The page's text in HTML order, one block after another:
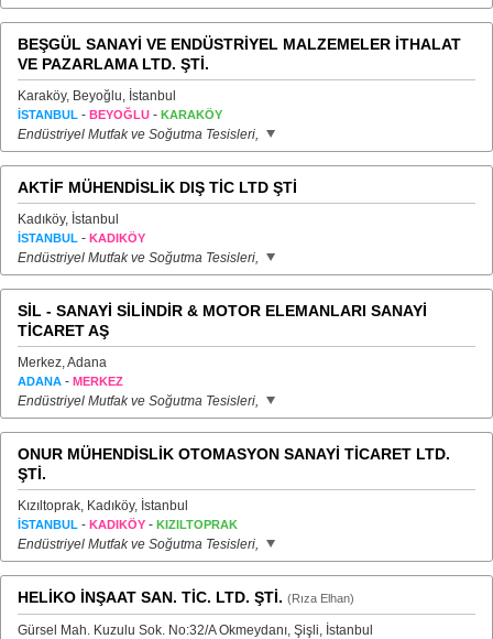
BEŞGÜL SANAYİ VE ENDÜSTRİYEL MALZEMELER İTHALAT
VE PAZARLAMA LTD. ŞTİ.
Karaköy, Beyoğlu, İstanbul
İSTANBUL - BEYOĞLU - KARAKÖY
Endüstriyel Mutfak ve Soğutma Tesisleri,
AKTİF MÜHENDİSLİK DIŞ TİC LTD ŞTİ
Kadıköy, İstanbul
İSTANBUL - KADIKÖY
Endüstriyel Mutfak ve Soğutma Tesisleri,
SİL - SANAYİ SİLİNDİR & MOTOR ELEMANLARI SANAYİ
TİCARET AŞ
Merkez, Adana
ADANA - MERKEZ
Endüstriyel Mutfak ve Soğutma Tesisleri,
ONUR MÜHENDİSLİK OTOMASYON SANAYİ TİCARET LTD.
ŞTİ.
Kızıltoprak, Kadıköy, İstanbul
İSTANBUL - KADIKÖY - KIZILTOPRAK
Endüstriyel Mutfak ve Soğutma Tesisleri,
HELİKO İNŞAAT SAN. TİC. LTD. ŞTİ. (Rıza Elhan)
Gürsel Mah. Kuzulu Sok. No:32/A Okmeydanı, Şişli, İstanbul